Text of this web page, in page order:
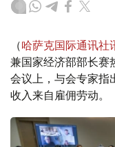
（哈萨克国际通讯社
兼国家经济部部长赛
会议上，与会专家指
收入来自雇佣劳动。